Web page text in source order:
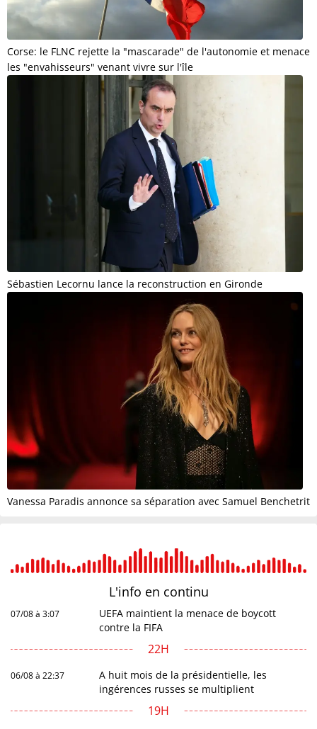
Corse: le FLNC rejette la "mascarade" de l'autonomie et menace
les "envahisseurs" venant vivre sur l'île
Sébastien Lecornu lance la reconstruction en Gironde
Vanessa Paradis annonce sa séparation avec Samuel Benchetrit
L'info en continu
07/08 à 3:07
UEFA maintient la menace de boycott
contre la FIFA
22H
06/08 à 22:37
A huit mois de la présidentielle, les
ingérences russes se multiplient
19H